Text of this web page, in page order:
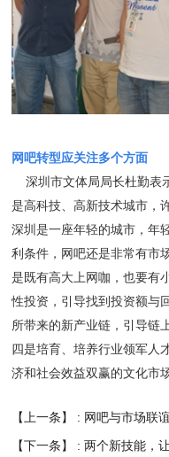
网吧转型应关注多个方面
深圳市文体局局长杜勤表
是高科技、高新技术城市，
深圳是一座年轻的城市，年
利条件，网吧还是非常有市
是既有高大上网咖，也要有
性投资，引导找到投资额与
所带来的新产业链，引导链
四是培育、培养行业领军人
济和社会效益双赢的文化市
【上一条】 : 网吧与市场联
【下一条】 :两个新技能，